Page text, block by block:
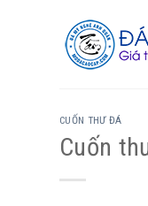
CUỐN THƯ ĐÁ
Cuốn